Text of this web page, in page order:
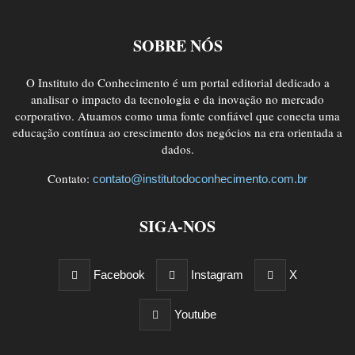
SOBRE NÓS
O Instituto do Conhecimento é um portal editorial dedicado a
analisar o impacto da tecnologia e da inovação no mercado
corporativo. Atuamos como uma fonte confiável que conecta uma
educação contínua ao crescimento dos negócios na era orientada a
dados.
Contato: contato@institutodoconhecimento.com.br
SIGA-NOS
Facebook Instagram X
Youtube